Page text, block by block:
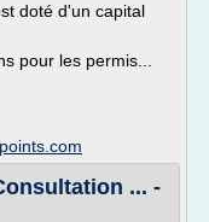
doté d'un capital
pour les permis...
... -